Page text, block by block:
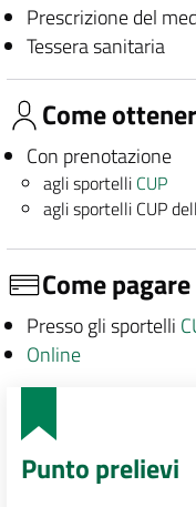
Prescrizione del
Tessera sanitaria
Come
Con prenotazione
agli sportelli CUP
agli sportelli CUP
Come
Presso gli sportelli
Online
Punto prelievi